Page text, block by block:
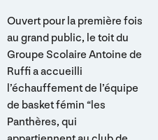
Ouvert pour la première fois
au grand public, le toit du
Groupe Scolaire Antoine de
Ruffi a accueilli
l’échauffement de l’équipe
de basket fémin “les
Panthères, qui